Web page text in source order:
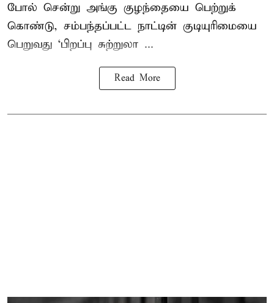
போல் சென்று அங்கு குழந்தையை பெற்றுக்
கொண்டு, சம்பந்தப்பட்ட நாட்டின் குடியுரிமையை
பெறுவது ‘பிறப்பு சுற்றுலா ...
Read More